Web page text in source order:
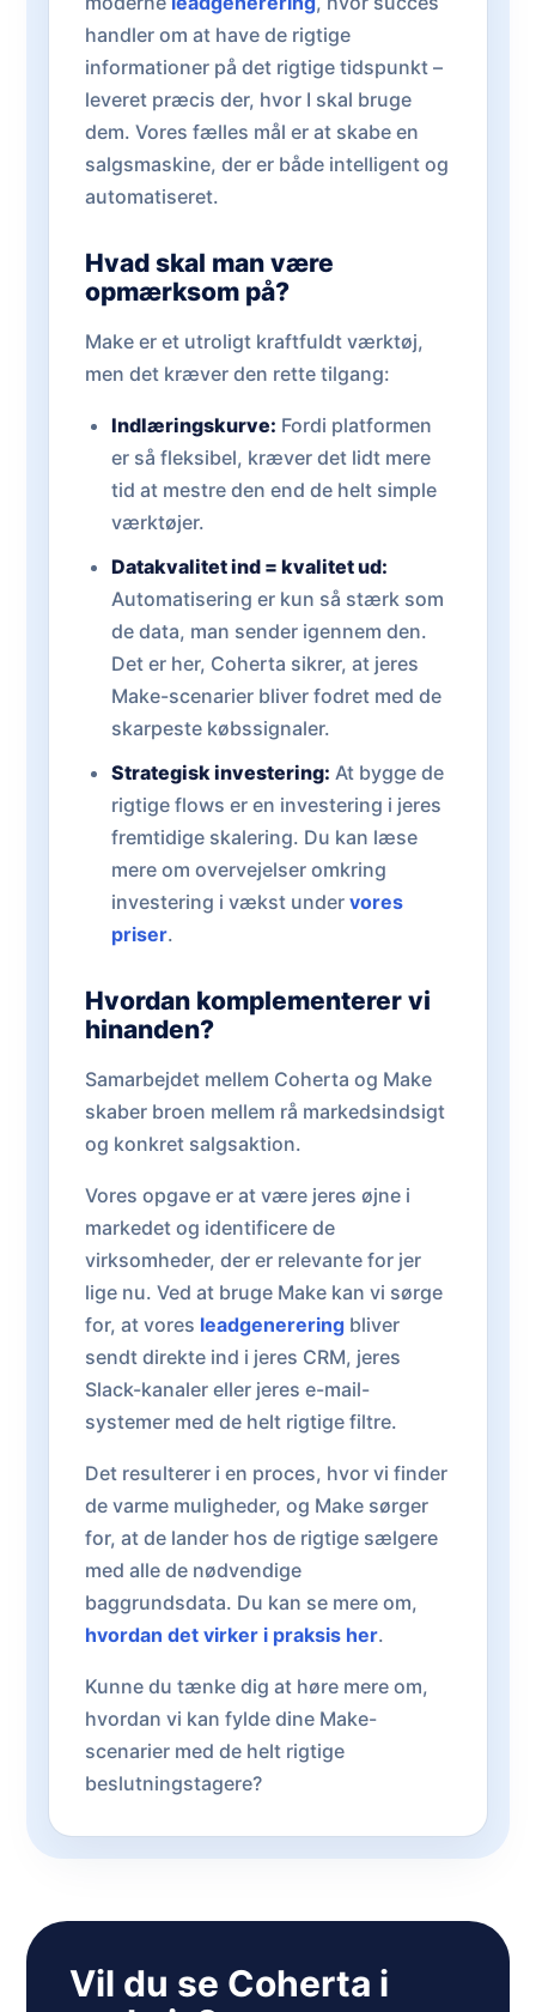
handler om at have de rigtige
informationer på det rigtige tidspunkt –
leveret præcis der, hvor I skal bruge
dem. Vores fælles mål er at skabe en
salgsmaskine, der er både intelligent og
automatiseret.
Hvad skal man være
opmærksom på?
Make er et utroligt kraftfuldt værktøj,
men det kræver den rette tilgang:
Indlæringskurve: Fordi platformen
er så fleksibel, kræver det lidt mere
tid at mestre den end de helt simple
værktøjer.
Datakvalitet ind = kvalitet ud:
Automatisering er kun så stærk som
de data, man sender igennem den.
Det er her, Coherta sikrer, at jeres
Make-scenarier bliver fodret med de
skarpeste købssignaler.
Strategisk investering: At bygge de
rigtige flows er en investering i jeres
fremtidige skalering. Du kan læse
mere om overvejelser omkring
investering i vækst under vores
priser.
Hvordan komplementerer vi
hinanden?
Samarbejdet mellem Coherta og Make
skaber broen mellem rå markedsindsigt
og konkret salgsaktion.
Vores opgave er at være jeres øjne i
markedet og identificere de
virksomheder, der er relevante for jer
lige nu. Ved at bruge Make kan vi sørge
for, at vores leadgenerering bliver
sendt direkte ind i jeres CRM, jeres
Slack-kanaler eller jeres e-mail-
systemer med de helt rigtige filtre.
Det resulterer i en proces, hvor vi finder
de varme muligheder, og Make sørger
for, at de lander hos de rigtige sælgere
med alle de nødvendige
baggrundsdata. Du kan se mere om,
hvordan det virker i praksis her.
Kunne du tænke dig at høre mere om,
hvordan vi kan fylde dine Make-
scenarier med de helt rigtige
beslutningstagere?
Vil du se Coherta i